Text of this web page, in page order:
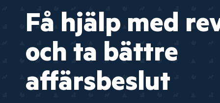
Få hjälp med
och ta bättre
affärsbeslut